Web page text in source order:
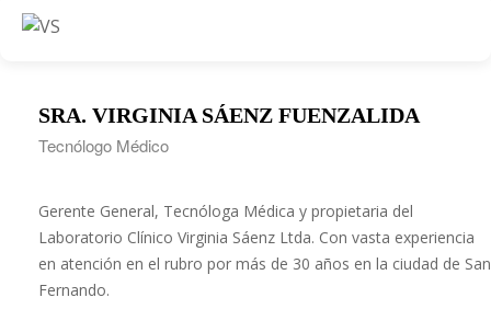
SRA. VIRGINIA SÁENZ FUENZALIDA
Tecnólogo Médico
Gerente General, Tecnóloga Médica y propietaria del
Laboratorio Clínico Virginia Sáenz Ltda. Con vasta experiencia
en atención en el rubro por más de 30 años en la ciudad de San
Fernando.